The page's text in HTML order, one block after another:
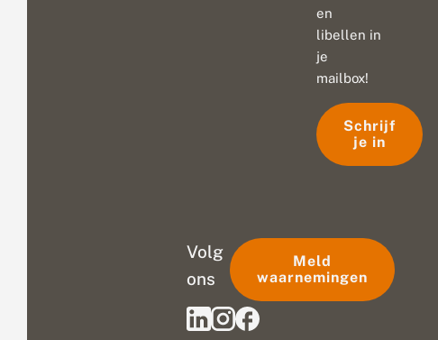
en
libellen in
je
mailbox!
Schrijf
je in
Volg
ons
Meld
waarnemingen